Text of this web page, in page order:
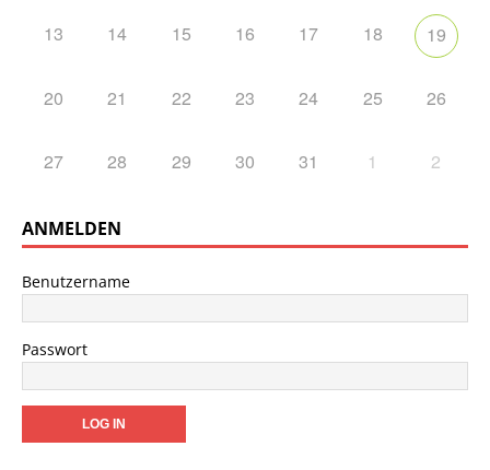
13 14 15 16 17 18 19
20 21 22 23 24 25 26
27 28 29 30 31 1 2
ANMELDEN
Benutzername
Passwort